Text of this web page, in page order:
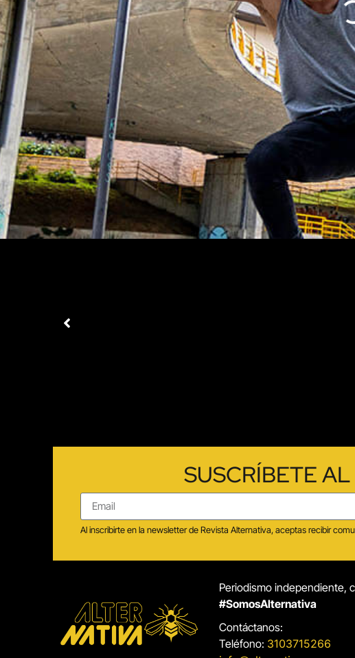
SUSCRÍBETE
Al inscribirte en la newsletter de Revista Alternativa, aceptas recibir
Periodismo independiente,
#SomosAlternativa
Contáctanos:
Teléfono: 3103715266